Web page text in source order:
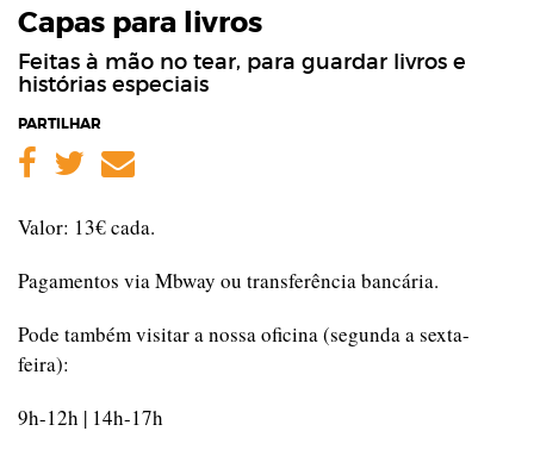
Capas para livros
Feitas à mão no tear, para guardar livros e
histórias especiais
PARTILHAR
Facebook
Twitter
Email
Valor: 13€ cada.
Pagamentos via Mbway ou transferência bancária.
Pode também visitar a nossa oficina (segunda a sexta-
feira):
9h-12h | 14h-17h